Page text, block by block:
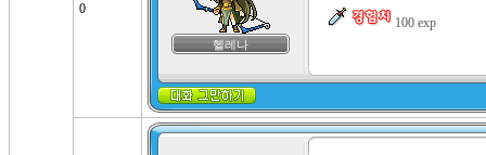
0
헬레나
100 exp